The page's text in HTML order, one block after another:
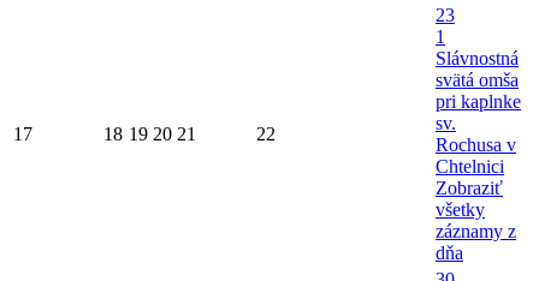
17 18 19 20 21 22
23
1
Slávnostná
svätá omša
pri kaplnke
sv.
Rochusa v
Chtelnici
Zobraziť
všetky
záznamy z
dňa